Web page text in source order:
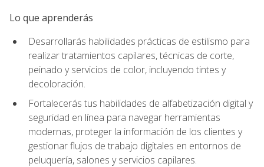
Lo que aprenderás
Desarrollarás habilidades prácticas de estilismo para
realizar tratamientos capilares, técnicas de corte,
peinado y servicios de color, incluyendo tintes y
decoloración.
Fortalecerás tus habilidades de alfabetización digital y
seguridad en línea para navegar herramientas
modernas, proteger la información de los clientes y
gestionar flujos de trabajo digitales en entornos de
peluquería, salones y servicios capilares.